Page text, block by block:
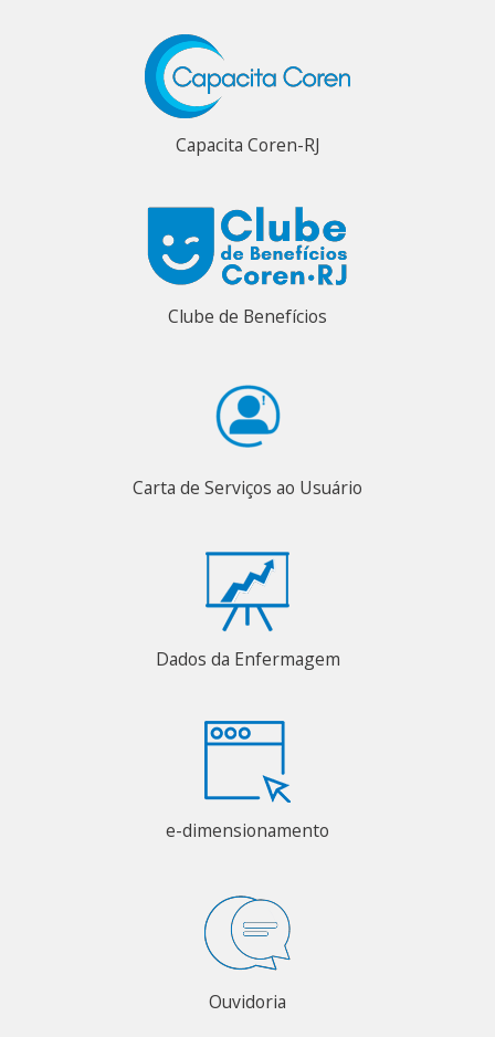
Capacita Coren-RJ
Clube de Benefícios
Carta de Serviços ao Usuário
Dados da Enfermagem
e-dimensionamento
Ouvidoria